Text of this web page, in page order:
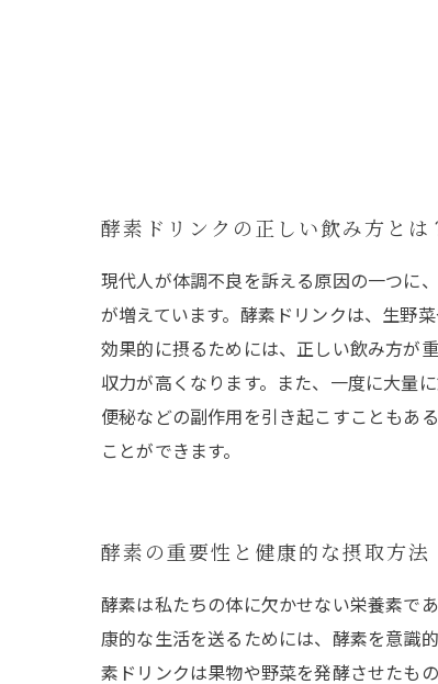
酵素ドリンクの正しい飲み方とは
現代人が体調不良を訴える原因の一つに
が増えています。酵素ドリンクは、生野
効果的に摂るためには、正しい飲み方が
収力が高くなります。また、一度に大量
便秘などの副作用を引き起こすこともあ
ことができます。
酵素の重要性と健康的な摂取方法
酵素は私たちの体に欠かせない栄養素で
康的な生活を送るためには、酵素を意識
素ドリンクは果物や野菜を発酵させたも